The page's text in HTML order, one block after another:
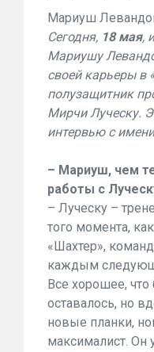
Мариуш
Сегодня, 18 мая,
Мариушу
своей карьеры в
полузащитник
Мирчи Луческу.
интервью с
– Мариуш, чем
работы с
– Луческу –
того момента,
«Шахтер»,
каждым
Все хорошее,
оставалось, но
новые планки,
максималист. Он